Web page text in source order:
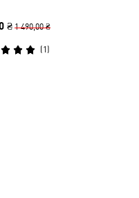
₴ 1 490,00 ₴
(1 )